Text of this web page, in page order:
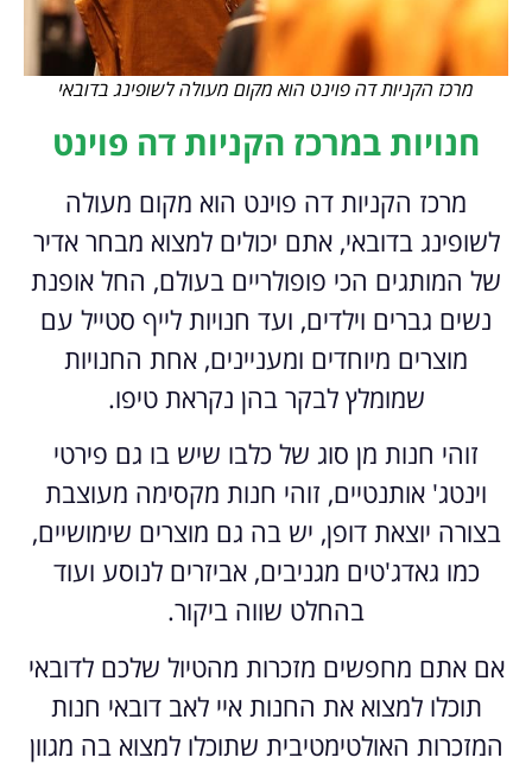
מרכז הקניות דה פוינט הוא מקום מעולה לשופינג בדובאי
חנויות במרכז הקניות דה פוינט
מרכז הקניות דה פוינט הוא מקום מעולה
לשופינג בדובאי, אתם יכולים למצוא מבחר אדיר
של המותגים הכי פופולריים בעולם, החל אופנת
נשים גברים וילדים, ועד חנויות לייף סטייל עם
מוצרים מיוחדים ומעניינים, אחת החנויות
שמומלץ לבקר בהן נקראת טיפו.
זוהי חנות מן סוג של כלבו שיש בו גם פירטי
וינטג' אותנטיים, זוהי חנות מקסימה מעוצבת
בצורה יוצאת דופן, יש בה גם מוצרים שימושיים,
כמו גאדג'טים מגניבים, אביזרים לנוסע ועוד
בהחלט שווה ביקור.
אם אתם מחפשים מזכרות מהטיול שלכם לדובאי
תוכלו למצוא את החנות איי לאב דובאי חנות
המזכרות האולטימטיבית שתוכלו למצוא בה מגוון